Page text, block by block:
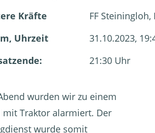
Kräfte
FF Steiningloh,
Uhrzeit
31.10.2023,
21:30 Uhr
wurden wir zu einem
mit Traktor alarmiert. Der
wurde somit